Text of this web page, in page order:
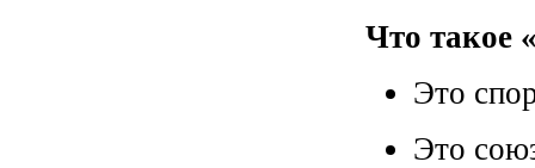
Что такое
Это
Это